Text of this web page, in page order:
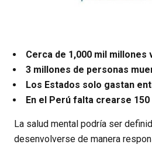
Cerca de 1,000 mil
3 millones de personas
Los Estados solo gastan
En el Perú falta crearse
La salud mental podría ser
desenvolverse de manera